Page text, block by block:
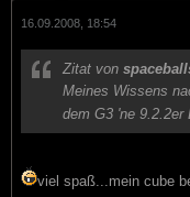
16.09.2008, 18:54
Zitat von
Meines Wissens
dem G3 'ne 9.2.2er
viel spaß...mein cube